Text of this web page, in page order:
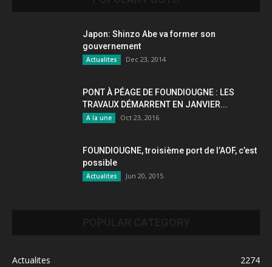
Japon: Shinzo Abe va former son
gouvernement
Actualites Dec 23, 2014
PONT À PÉAGE DE FOUNDIOUGNE : LES
TRAVAUX DÉMARRENT EN JANVIER...
A la une Oct 23, 2016
FOUNDIOUGNE, troisième port de l’AOF, c’est
possible
Actualites Jun 20, 2015
Actualites
2274